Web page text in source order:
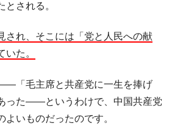
付け「ネガティブ」にダウン
体2銘柄の暴落
ードローン金利「15％」突破！
洋資源調査船『白嶺』は先進技術の
勝校を最も多く輩出している都道
とされる。
され、そこには「党と人民への献
た。
「毛主席と共産党に一生を捧げ
った――というわけで、中国共産党
よいものだったのです。